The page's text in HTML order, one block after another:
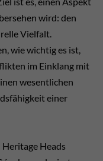
wird: den
Vielfalt.
wie wichtig es ist,
im Einklang mit
wesentlichen
einer
Heads